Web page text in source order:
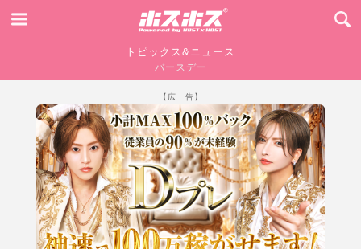
トピックス&ニュース
バースデー
【広 告】